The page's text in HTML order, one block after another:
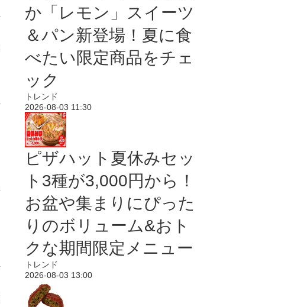
か「レモン」スイーツ
＆パン新登場！夏に食
べたい限定商品をチェ
ック
トレンド
2026-08-03 11:30
ピザハット夏休みセッ
ト3種が3,000円から！
お盆や集まりにぴった
りのボリューム&おト
クな期間限定メニュー
トレンド
2026-08-03 13:00